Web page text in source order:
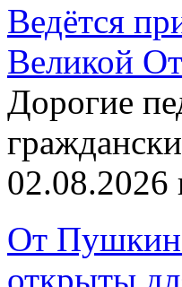
Ведётся
Великой
Дорогие
02.08.2026
От
открыты